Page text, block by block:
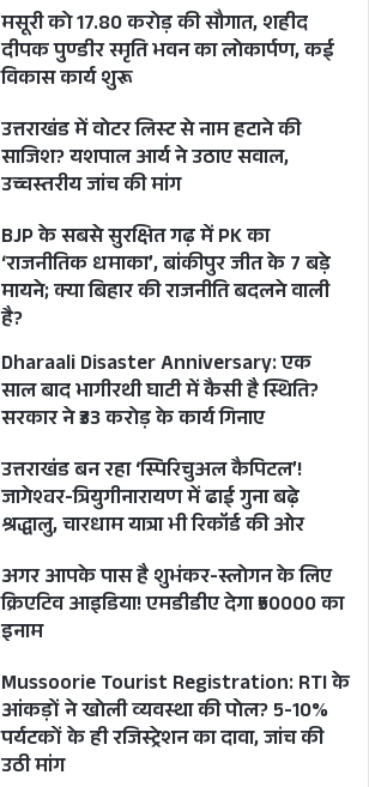
मसूरी को 17.80 करोड़ की सौगात, शहीद
दीपक पुण्डीर स्मृति भवन का लोकार्पण, कई
विकास कार्य शुरू
उत्तराखंड में वोटर लिस्ट से नाम हटाने की
साजिश? यशपाल आर्य ने उठाए सवाल,
उच्चस्तरीय जांच की मांग
BJP के सबसे सुरक्षित गढ़ में PK का
‘राजनीतिक धमाका’, बांकीपुर जीत के 7 बड़े
मायने; क्या बिहार की राजनीति बदलने वाली
है?
Dharaali Disaster Anniversary: एक
साल बाद भागीरथी घाटी में कैसी है स्थिति?
सरकार ने ₹33 करोड़ के कार्य गिनाए
उत्तराखंड बन रहा ‘स्पिरिचुअल कैपिटल’!
जागेश्वर-त्रियुगीनारायण में ढाई गुना बढ़े
श्रद्धालु, चारधाम यात्रा भी रिकॉर्ड की ओर
अगर आपके पास है शुभंकर-स्लोगन के लिए
क्रिएटिव आइडिया! एमडीडीए देगा ₹50000 का
इनाम
Mussoorie Tourist Registration: RTI के
आंकड़ों ने खोली व्यवस्था की पोल? 5-10%
पर्यटकों के ही रजिस्ट्रेशन का दावा, जांच की
उठी मांग